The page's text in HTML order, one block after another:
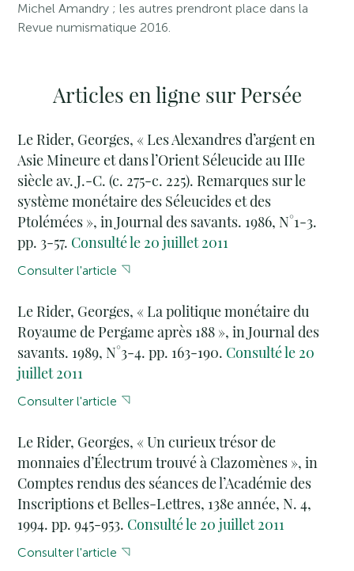
Michel Amandry ; les autres prendront place dans la
Revue numismatique 2016.
Articles en ligne sur Persée
Le Rider, Georges, « Les Alexandres d’argent en
Asie Mineure et dans l’Orient Séleucide au IIIe
siècle av. J.-C. (c. 275-c. 225). Remarques sur le
système monétaire des Séleucides et des
Ptolémées », in Journal des savants. 1986, N°1-3.
pp. 3-57. Consulté le 20 juillet 2011
Consulter l'article
Le Rider, Georges, « La politique monétaire du
Royaume de Pergame après 188 », in Journal des
savants. 1989, N°3-4. pp. 163-190. Consulté le 20
juillet 2011
Consulter l'article
Le Rider, Georges, « Un curieux trésor de
monnaies d’Électrum trouvé à Clazomènes », in
Comptes rendus des séances de l’Académie des
Inscriptions et Belles-Lettres, 138e année, N. 4,
1994. pp. 945-953. Consulté le 20 juillet 2011
Consulter l'article